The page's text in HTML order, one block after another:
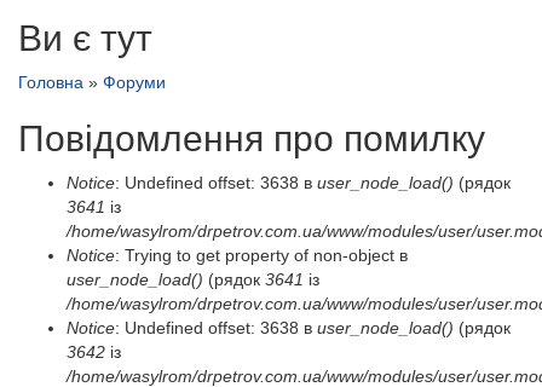
Ви є тут
Головна » Форуми
Повідомлення про помилку
Notice: Undefined offset: 3638 в user_node_load() (рядок
3641 із
/home/wasylrom/drpetrov.com.ua/www/modules/user/
Notice: Trying to get property of non-object в
user_node_load() (рядок 3641 із
/home/wasylrom/drpetrov.com.ua/www/modules/user/
Notice: Undefined offset: 3638 в user_node_load() (рядок
3642 із
/home/wasylrom/drpetrov.com.ua/www/modules/user/